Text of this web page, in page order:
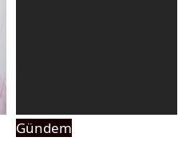
Gündem